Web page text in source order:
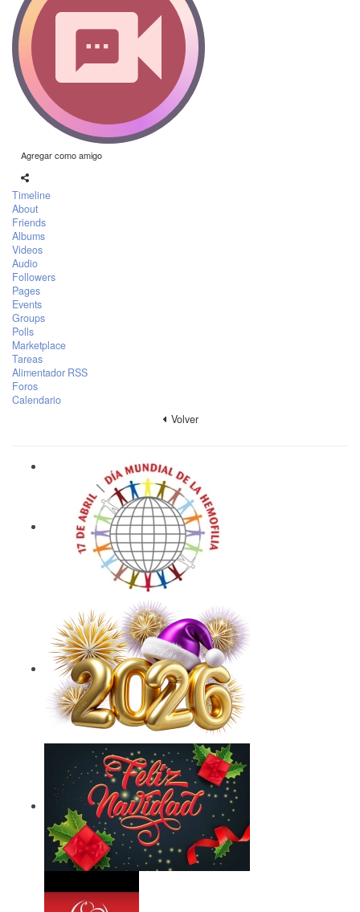
Agregar como amigo
Timeline
About
Friends
Albums
Videos
Audio
Followers
Pages
Events
Groups
Polls
Marketplace
Tareas
Alimentador RSS
Foros
Calendario
Volver